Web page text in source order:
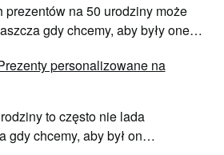
na 50 urodziny może
gdy chcemy, aby były one…
personalizowane na
to często nie lada
gdy chcemy, aby był on…